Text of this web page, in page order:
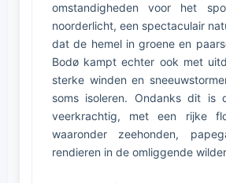
omstandigheden voor het
noorderlicht, een spectaculair
dat de hemel in groene en
Bodø kampt echter ook met
sterke winden en
soms isoleren. Ondanks dit is
veerkrachtig, met een rijke
waaronder zeehonden,
rendieren in de omliggende